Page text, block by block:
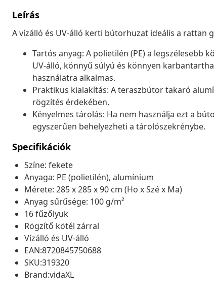
Leírás
A vízálló és UV-álló kerti bútorhuzat ideális a rattan
Tartós anyag: A polietilén (PE) a legszélesebb
UV-álló, könnyű súlyú és könnyen
használatra alkalmas.
Praktikus kialakítás: A teraszbútor takaró
rögzítés érdekében.
Kényelmes tárolás: Ha nem használja ezt a
egyszerűen behelyezheti a tárolószekrénybe.
Specifikációk
Színe: fekete
Anyaga: PE (polietilén), alumínium
Mérete: 285 x 285 x 90 cm (Ho x Szé x Ma)
Anyag sűrűsége: 100 g/m²
16 fűzőlyuk
Rögzítő kötél zárral
Vízálló és UV-álló
EAN:8720845750688
SKU:319320
Brand:vidaXL